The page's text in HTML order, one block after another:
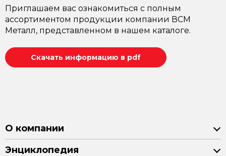
Приглашаем вас ознакомиться с полным
ассортиментом продукции компании ВСМ
Металл, представленном в нашем каталоге.
Скачать информацию в pdf
О компании
Энциклопедия